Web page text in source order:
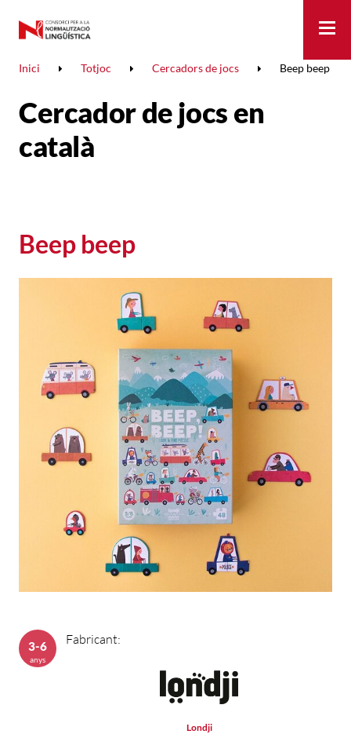
Inici Totjoc Cercadors de jocs Beep beep
Cercador de jocs en
català
Beep beep
Fabricant:
Londji
3-6
anys